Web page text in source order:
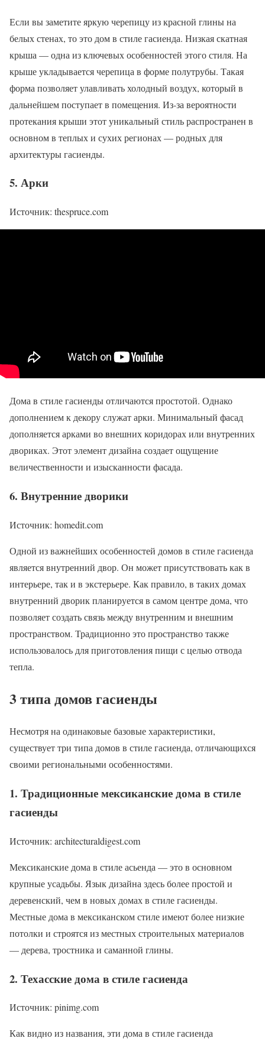
Если вы заметите яркую черепицу из красной глины на
белых стенах, то это дом в стиле гасиенда. Низкая скатная
крыша — одна из ключевых особенностей этого стиля. На
крыше укладывается черепица в форме полутрубы. Такая
форма позволяет улавливать холодный воздух, который в
дальнейшем поступает в помещения. Из-за вероятности
протекания крыши этот уникальный стиль распространен в
основном в теплых и сухих регионах — родных для
архитектуры гасиенды.
5. Арки
Источник: thespruce.com
Дома в стиле гасиенды отличаются простотой. Однако
дополнением к декору служат арки. Минимальный фасад
дополняется арками во внешних коридорах или внутренних
двориках. Этот элемент дизайна создает ощущение
величественности и изысканности фасада.
6. Внутренние дворики
Источник: homedit.com
Одной из важнейших особенностей домов в стиле гасиенда
является внутренний двор. Он может присутствовать как в
интерьере, так и в экстерьере. Как правило, в таких домах
внутренний дворик планируется в самом центре дома, что
позволяет создать связь между внутренним и внешним
пространством. Традиционно это пространство также
использовалось для приготовления пищи с целью отвода
тепла.
3 типа домов гасиенды
Несмотря на одинаковые базовые характеристики,
существует три типа домов в стиле гасиенда, отличающихся
своими региональными особенностями.
1. Традиционные мексиканские дома в стиле
гасиенды
Источник: architecturaldigest.com
Мексиканские дома в стиле асьенда — это в основном
крупные усадьбы. Язык дизайна здесь более простой и
деревенский, чем в новых домах в стиле гасиенды.
Местные дома в мексиканском стиле имеют более низкие
потолки и строятся из местных строительных материалов
— дерева, тростника и саманной глины.
2. Техасские дома в стиле гасиенда
Источник: pinimg.com
Как видно из названия, эти дома в стиле гасиенда